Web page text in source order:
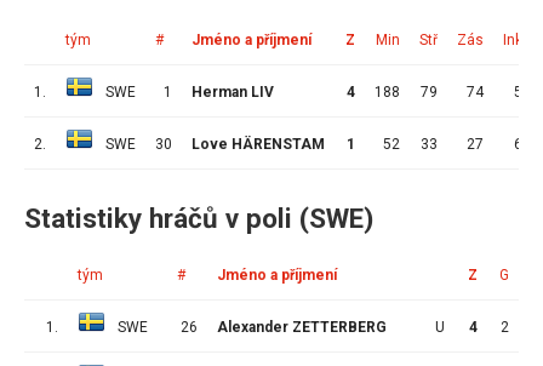
tým # Jméno a příjmení Z Min Stř Zás Ink
1. SWE 1 Herman LIV 4 188 79 74 5
2. SWE 30 Love HÄRENSTAM 1 52 33 27 6
Statistiky hráčů v poli (SWE)
tým # Jméno a příjmení Z G
1. SWE 26 Alexander ZETTERBERG U 4 2